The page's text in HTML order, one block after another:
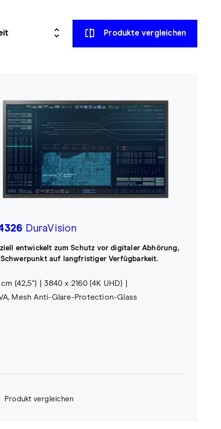
Produkte vergleichen
DuraVision
entwickelt zum Schutz vor digitaler Abhörung,
auf langfristiger Verfügbarkeit.
cm (42,5")
3840 x 2160 (4K UHD)
Mesh Anti-Glare-Protection-Glass
Produkt vergleichen